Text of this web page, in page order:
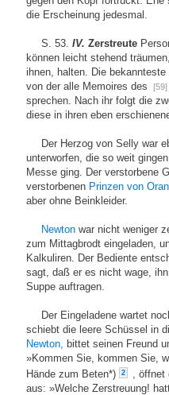
die Erscheinung jedesmal.
S. 53.IV. Zerstreute
können leicht stehend
ihnen, halten. Die
von der alle Memoires des
[59]
sprechen. Nach ihr folgt die
diese in ihren eben
Der Herzog von Selly war
unterworfen, die so weit
Messe ging. Der verstorbene
verstorbenen Prinzen von
aber ohne Beinkleider.
Newton war nicht weniger
zum Mittagbrodt eingeladen,
Kalkuliren. Der Bediente
sagt, daß er es nicht wage,
Suppe auftragen.
Der Eingeladene wartet
schiebt die leere Schüssel in
Newton, bittet seinen Freund
»Kommen Sie, kommen Sie,
Hände zum Beten*)
2
,
aus: »Welche Zerstreuung!